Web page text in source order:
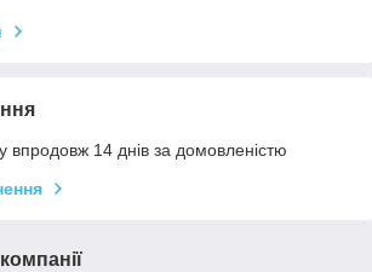
впродовж 14 днів за домовленістю